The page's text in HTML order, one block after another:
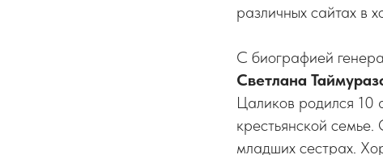
различных сайтах в
С биографией
Светлана
Цаликов родился 10
крестьянской семье.
младших сестрах.